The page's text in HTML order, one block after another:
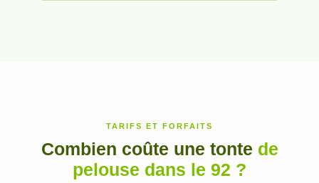
TARIFS ET FORFAITS
Combien coûte une tonte de
pelouse dans le 92 ?